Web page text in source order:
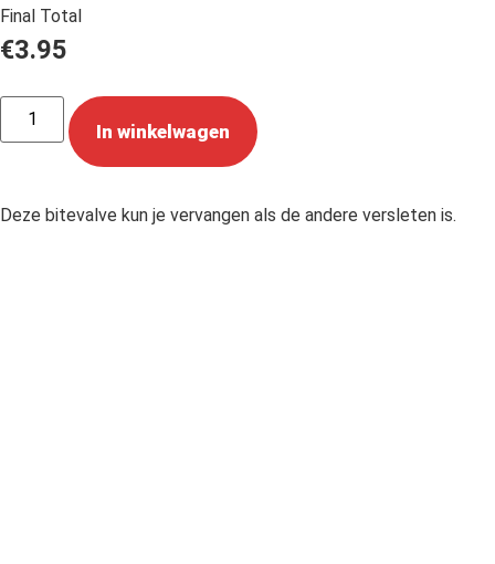
Final Total
€3.95
In winkelwagen
Deze bitevalve kun je vervangen als de andere versleten is.